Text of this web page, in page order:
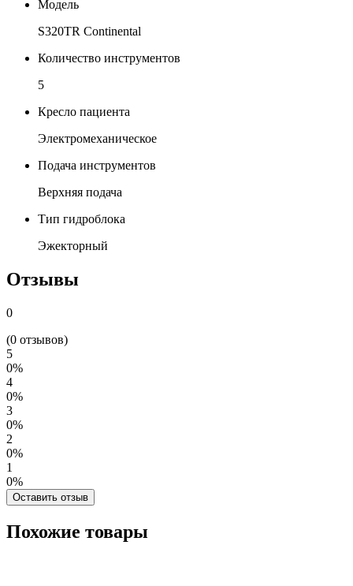
Модель
S320TR Continental
Количество инструментов
5
Кресло пациента
Электромеханическое
Подача инструментов
Верхняя подача
Тип гидроблока
Эжекторный
Отзывы
0
(0 отзывов)
5
0%
4
0%
3
0%
2
0%
1
0%
Оставить отзыв
Похожие товары